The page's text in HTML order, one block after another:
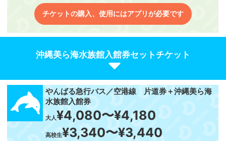
チケットの購入、使用にはアプリが必要です
沖縄美ら海水族館入館券セットチケット
やんばる急行バス／空港線 片道券＋沖縄美ら海
水族館入館券
大人¥4,080〜¥4,180
高校生¥3,340〜¥3,440